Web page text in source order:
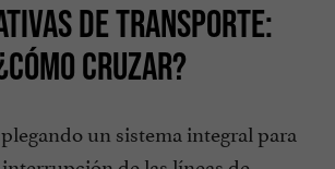
DE TRANSPORTE:
CRUZAR?
un sistema integral para